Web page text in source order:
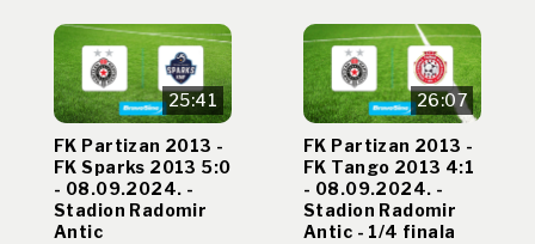
25:41
FK Partizan 2013 -
FK Sparks 2013 5:0
- 08.09.2024. -
Stadion Radomir
Antic
26:07
FK Partizan 2013 -
FK Tango 2013 4:1
- 08.09.2024. -
Stadion Radomir
Antic - 1/4 finala